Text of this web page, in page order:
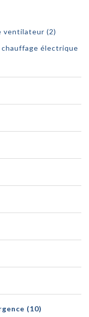
ventilateur (2)
chauffage électrique
(10)